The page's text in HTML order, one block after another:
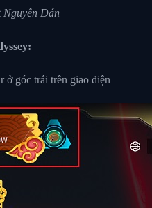
Nguyên Đán
ở góc trái trên giao diện